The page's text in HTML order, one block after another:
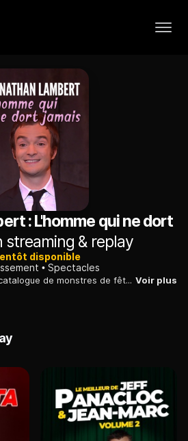
: L'homme qui ne dort
streaming & replay
disponible
Spectacles
Le spectacle est un vrai catalogue de monstres de fête foraine : un savant fou cloîtré dans son laboratoire, une miss météo idiote, mais aussi une enseignante de relaxation new-age aux airs de sorcière lubrique. L'humoriste leur prête à chacun la voix, les gestes et la chorégraphie adéquats... Voir plus